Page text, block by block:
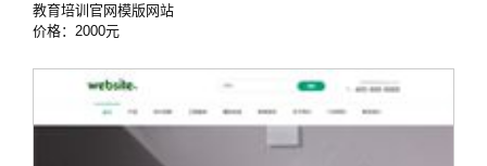
教育培训官网模版网站
价格：2000元